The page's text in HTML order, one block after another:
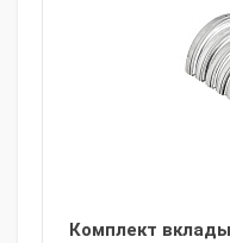
Комплект